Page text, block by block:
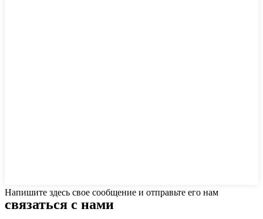
Напишите здесь свое сообщение и отправьте его нам
связаться с нами